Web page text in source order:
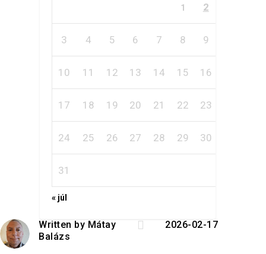
1 2
3 4 5 6 7 8 9
10 11 12 13 14 15 16
17 18 19 20 21 22 23
24 25 26 27 28 29 30
31
« júl
Written by Mátay
Balázs
 2026-02-17